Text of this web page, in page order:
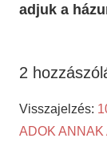
adjuk a
2
Visszajelzés:
ADOK ANNAK